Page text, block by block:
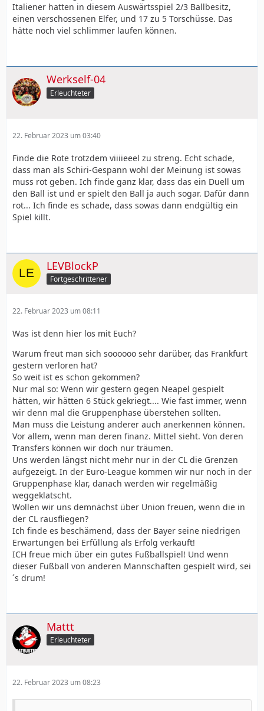
Italiener hatten in diesem Auswärtsspiel 2/3 Ballbesitz,
einen verschossenen Elfer, und 17 zu 5 Torschüsse. Das
hätte noch viel schlimmer laufen können.
Werkself-04
Erleuchteter
22. Februar 2023 um 03:40
Finde die Rote trotzdem viiiieeel zu streng. Echt schade,
dass man als Schiri-Gespann wohl der Meinung ist sowas
muss rot geben. Ich finde ganz klar, dass das ein Duell um
den Ball ist und er spielt den Ball ja auch sogar. Dafür dann
rot... Ich finde es schade, dass sowas dann endgültig ein
Spiel killt.
LEVBlockP
Fortgeschrittener
22. Februar 2023 um 08:11
Was ist denn hier los mit Euch?
Warum freut man sich soooooo sehr darüber, das Frankfurt
gestern verloren hat?
So weit ist es schon gekommen?
Nur mal so: Wenn wir gestern gegen Neapel gespielt
hätten, wir hätten 6 Stück gekriegt.... Wie fast immer, wenn
wir denn mal die Gruppenphase überstehen sollten.
Man muss die Leistung anderer auch anerkennen können.
Vor allem, wenn man deren finanz. Mittel sieht. Von deren
Transfers können wir doch nur träumen.
Uns werden längst nicht mehr nur in der CL die Grenzen
aufgezeigt. In der Euro-League kommen wir nur noch in der
Gruppenphase klar, danach werden wir regelmäßig
weggeklatscht.
Wollen wir uns demnächst über Union freuen, wenn die in
der CL rausfliegen?
Ich finde es beschämend, dass der Bayer seine niedrigen
Erwartungen bei Erfüllung als Erfolg verkauft!
ICH freue mich über ein gutes Fußballspiel! Und wenn
dieser Fußball von anderen Mannschaften gespielt wird, sei
´s drum!
Mattt
Erleuchteter
22. Februar 2023 um 08:23